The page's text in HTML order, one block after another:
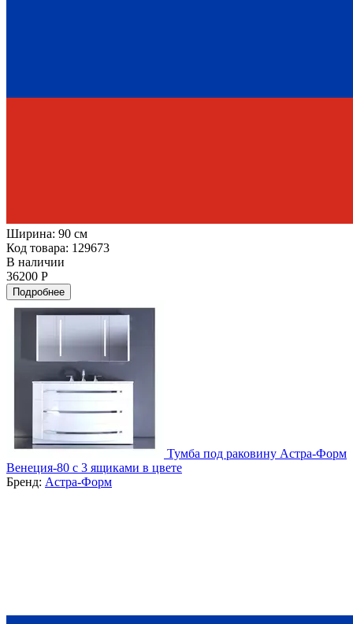
Ширина: 90 см
Код товара: 129673
В наличии
36200 Р
Подробнее
Тумба под раковину Астра-Форм
Венеция-80 с 3 ящиками в цвете
Бренд: Астра-Форм